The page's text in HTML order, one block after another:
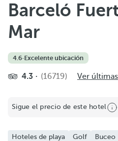
Compartir
Barceló
Mar
4.6·Excelente ubicación
4.3 (16719) Ver
Sigue el precio de este hotel
Hoteles de playa Golf Buceo